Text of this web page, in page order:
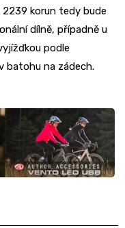
korun tedy bude
dílně, případně u
podle
batohu na zádech.